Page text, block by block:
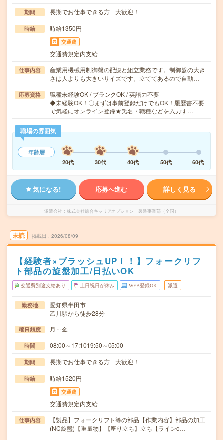
期間 長期でお仕事できる方、大歓迎！
時給 時給1350円
交通費
交通費規定内支給
仕事内容
産業用機械用制御盤の配線と組立業務です。制御盤の大き
さは人よりも大きいサイズです。立ててあるので自動…
応募資格
職種未経験OK / ブランクOK / 英語力不要
◆未経験OK！〇まずは事前登録だけでもOK！履歴書不要
で気軽にオンライン登録★氏名・職種などを入力す…
職場の雰囲気
年齢層
20代
30代 40代 50代 60代
気になる! 応募へ進む 詳しく見る
派遣会社 株式会社綜合キャリアオプション 製造事業部（全国）
未読 掲載日 2026/08/09
【経験者×ブラッシュUP！！】フォークリフ
ト部品の旋盤加工/日払いOK
交通費別途支給あり 土日祝日が休み WEB登録OK 派遣
勤務地
愛知県半田市
乙川駅から徒歩28分
曜日頻度 月～金
時間 08:00～17:1019:50～05:00
期間 長期でお仕事できる方、大歓迎！
時給 時給1520円
交通費
交通費規定内支給
仕事内容
【製品】フォークリフト等の部品【作業内容】部品の加工
(NC旋盤)【重量物】【座り立ち】立ち【ラインo…